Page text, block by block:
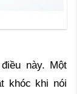
này. Một
khóc khi nói